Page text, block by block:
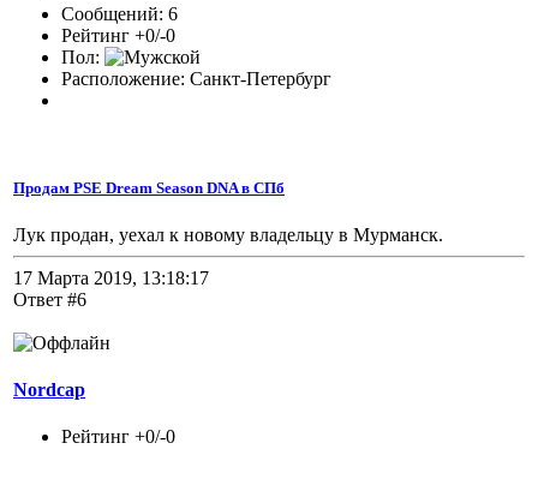
Сообщений: 6
Рейтинг +0/-0
Пол:
Расположение: Санкт-Петербург
Продам PSE Dream Season DNA в СПб
Лук продан, уехал к новому владельцу в Мурманск.
17 Марта 2019, 13:18:17
Ответ #6
Nordcap
Рейтинг +0/-0